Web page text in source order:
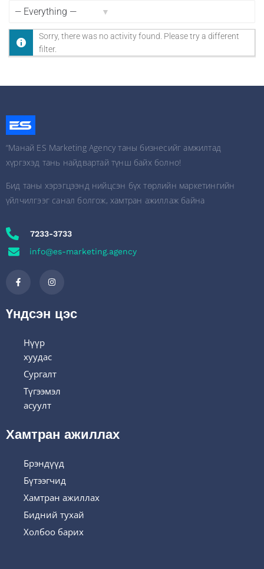
Sorry, there was no activity found. Please try a different
filter.
“Манай ES Marketing Agency таны бизнесийг амжилтад
хүргэхэд тань найдвартай түнш байх болно!
Бид таны хэрэгцээнд нийцсэн бүх төрлийн маркетингийн
үйлчилгээг санал болгож, хамтран ажиллаж байна
7233-3733
info@es-marketing.agency
Үндсэн цэс
Нүүр
хуудас
Сургалт
Түгээмэл
асуулт
Хамтран ажиллах
Брэндүүд
Бүтээгчид
Хамтран ажиллах
Бидний тухай
Холбоо барих